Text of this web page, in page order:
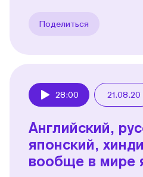
Поделиться
28:00 21.08.20
Английский,
японский,
вообще в мире